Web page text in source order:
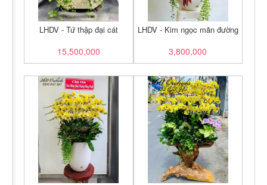
LHDV - Tứ thập đại cát
15,500,000
LHDV - Kim ngọc mãn đường
3,800,000